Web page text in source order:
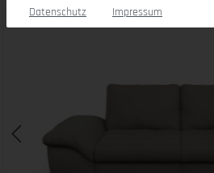
Bildergalerie überspringen
Datenschutz Impressum